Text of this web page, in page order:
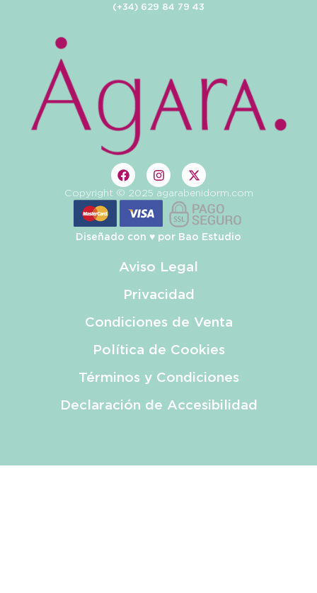
(+34) 629 84 79 43
Copyright © 2025 agarabenidorm.com
Diseñado con ♥️ por Bao Estudio
Aviso Legal
Privacidad
Condiciones de Venta
Política de Cookies
Términos y Condiciones
Declaración de Accesibilidad